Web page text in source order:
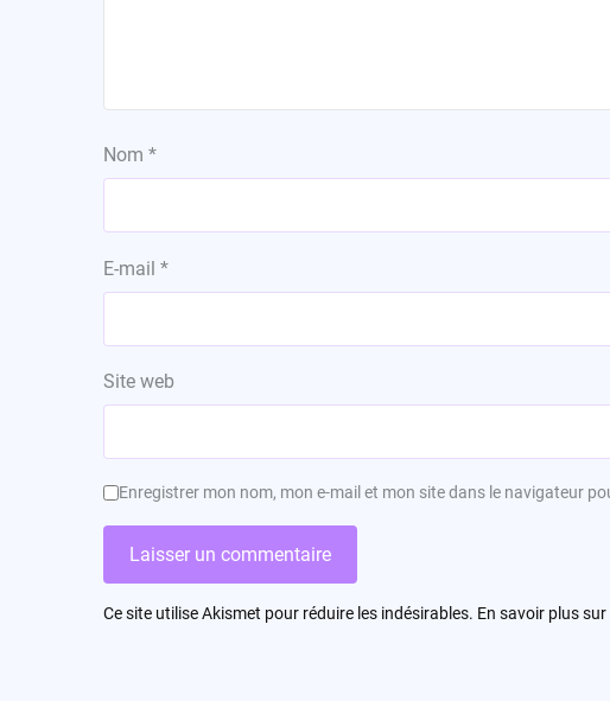
Nom *
E-mail *
Site web
Enregistrer mon nom, mon e-mail et mon site dans le navigateur
Ce site utilise Akismet pour réduire les indésirables. En savoir plus